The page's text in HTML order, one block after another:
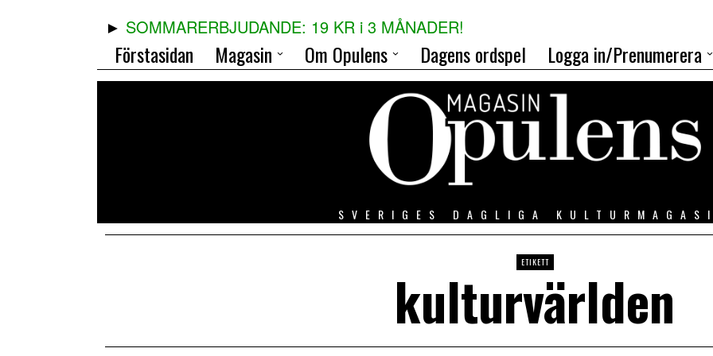
SOMMARERBJUDANDE: 19 KR i 3 MÅNADER!
Förstasidan Magasin Om Opulens Dagens ordspel Logga in/Prenumerera
SVERIGES DAGLIGA
ETIKETT
kulturvärlden